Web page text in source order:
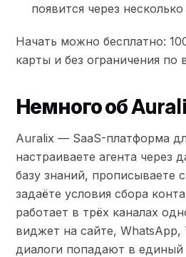
появится через
Начать можно бесплатно:
карты и без ограничения по
Немного об
Auralix — SaaS-платформа
настраиваете агента через
базу знаний, прописываете
задаёте условия сбора
работает в трёх каналах
виджет на сайте,
диалоги попадают в единый